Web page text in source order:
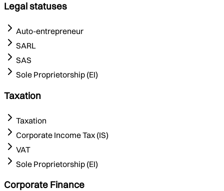
Legal statuses
Auto-entrepreneur
SARL
SAS
Sole Proprietorship (EI)
Taxation
Taxation
Corporate Income Tax (IS)
VAT
Sole Proprietorship (EI)
Corporate Finance